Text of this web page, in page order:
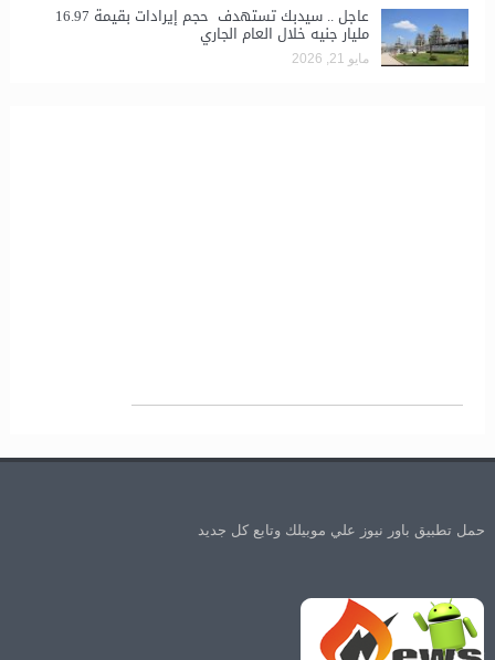
عاجل .. سيدبك تستهدف حجم إيرادات بقيمة 16.97
مليار جنيه خلال العام الجاري
مايو 21, 2026
حمل تطبيق باور نيوز علي موبيلك وتابع كل جديد